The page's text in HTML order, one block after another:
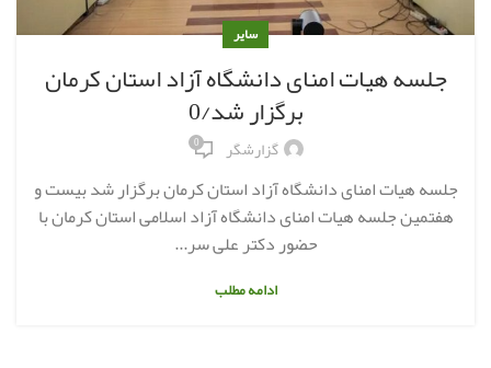
سایر
جلسه هیات امنای دانشگاه آزاد استان کرمان
برگزار شد/0
گزارشگر 0
جلسه هیات امنای دانشگاه آزاد استان کرمان برگزار شد بیست و
هفتمین جلسه هیات امنای دانشگاه آزاد اسلامی استان کرمان با
حضور دکتر علی سر...
ادامه مطلب